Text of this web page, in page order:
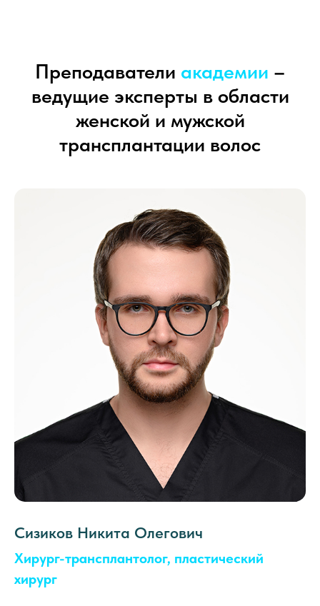
Преподаватели академии –
ведущие эксперты в области
женской и мужской
трансплантации волос
Сизиков Никита Олегович
Хирург-трансплантолог, пластический
хирург